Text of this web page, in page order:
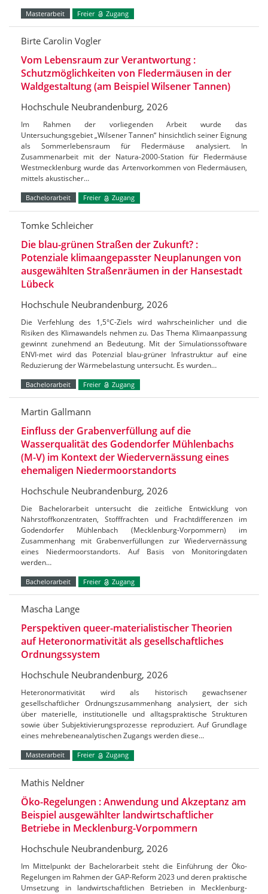
Masterarbeit Freier Zugang
Birte Carolin Vogler
Vom Lebensraum zur Verantwortung :
Schutzmöglichkeiten von Fledermäusen in der
Waldgestaltung (am Beispiel Wilsener Tannen)
Hochschule Neubrandenburg, 2026
Im Rahmen der vorliegenden Arbeit wurde das
Untersuchungsgebiet „Wilsener Tannen“ hinsichtlich seiner Eignung
als Sommerlebensraum für Fledermäuse analysiert. In
Zusammenarbeit mit der Natura-2000-Station für Fledermäuse
Westmecklenburg wurde das Artenvorkommen von Fledermäusen,
mittels akustischer…
Bachelorarbeit Freier Zugang
Tomke Schleicher
Die blau-grünen Straßen der Zukunft? :
Potenziale klimaangepasster Neuplanungen von
ausgewählten Straßenräumen in der Hansestadt
Lübeck
Hochschule Neubrandenburg, 2026
Die Verfehlung des 1,5°C-Ziels wird wahrscheinlicher und die
Risiken des Klimawandels nehmen zu. Das Thema Klimaanpassung
gewinnt zunehmend an Bedeutung. Mit der Simulationssoftware
ENVI-met wird das Potenzial blau-grüner Infrastruktur auf eine
Reduzierung der Wärmebelastung untersucht. Es wurden…
Bachelorarbeit Freier Zugang
Martin Gallmann
Einfluss der Grabenverfüllung auf die
Wasserqualität des Godendorfer Mühlenbachs
(M-V) im Kontext der Wiedervernässung eines
ehemaligen Niedermoorstandorts
Hochschule Neubrandenburg, 2026
Die Bachelorarbeit untersucht die zeitliche Entwicklung von
Nährstoffkonzentraten, Stofffrachten und Frachtdifferenzen im
Godendorfer Mühlenbach (Mecklenburg-Vorpommern) im
Zusammenhang mit Grabenverfüllungen zur Wiedervernässung
eines Niedermoorstandorts. Auf Basis von Monitoringdaten
werden…
Bachelorarbeit Freier Zugang
Mascha Lange
Perspektiven queer-materialistischer Theorien
auf Heteronormativität als gesellschaftliches
Ordnungssystem
Hochschule Neubrandenburg, 2026
Heteronormativität wird als historisch gewachsener
gesellschaftlicher Ordnungszusammenhang analysiert, der sich
über materielle, institutionelle und alltagspraktische Strukturen
sowie über Subjektivierungsprozesse reproduziert. Auf Grundlage
eines mehrebeneanalytischen Zugangs werden diese…
Masterarbeit Freier Zugang
Mathis Neldner
Öko-Regelungen : Anwendung und Akzeptanz am
Beispiel ausgewählter landwirtschaftlicher
Betriebe in Mecklenburg-Vorpommern
Hochschule Neubrandenburg, 2026
Im Mittelpunkt der Bachelorarbeit steht die Einführung der Öko-
Regelungen im Rahmen der GAP-Reform 2023 und deren praktische
Umsetzung in landwirtschaftlichen Betrieben in Mecklenburg-